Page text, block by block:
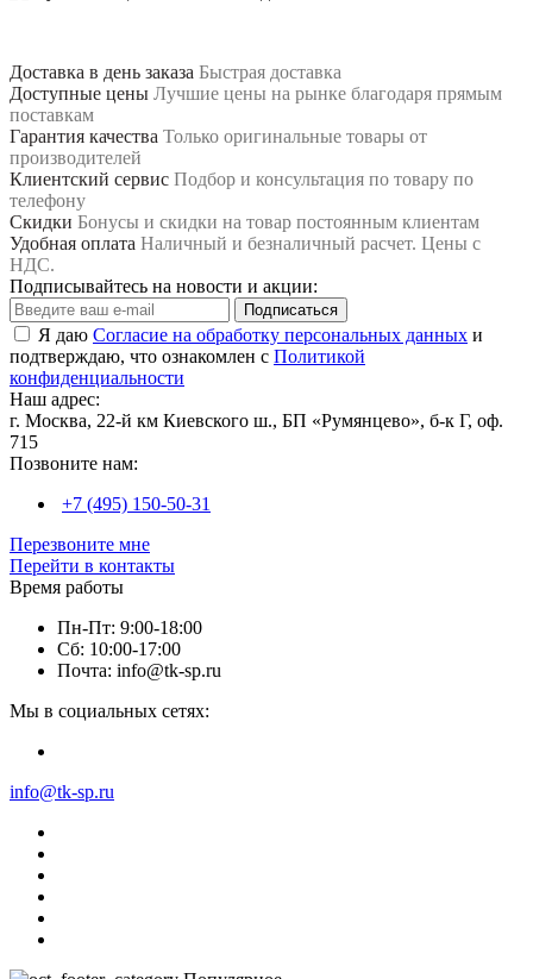
Доставка в день заказа Быстрая доставка
Доступные цены Лучшие цены на рынке благодаря прямым
поставкам
Гарантия качества Только оригинальные товары от
производителей
Клиентский сервис Подбор и консультация по товару по
телефону
Скидки Бонусы и скидки на товар постоянным клиентам
Удобная оплата Наличный и безналичный расчет. Цены с
НДС.
Подписывайтесь на новости и акции:
Подписаться
Я даю Согласие на обработку персональных данных и
подтверждаю, что ознакомлен с Политикой
конфиденциальности
Наш адрес:
г. Москва, 22-й км Киевского ш., БП «Румянцево», б-к Г, оф.
715
Позвоните нам:
+7 (495) 150-50-31
Перезвоните мне
Перейти в контакты
Время работы
Пн-Пт: 9:00-18:00
Сб: 10:00-17:00
Почта: info@tk-sp.ru
Мы в социальных сетях:
info@tk-sp.ru